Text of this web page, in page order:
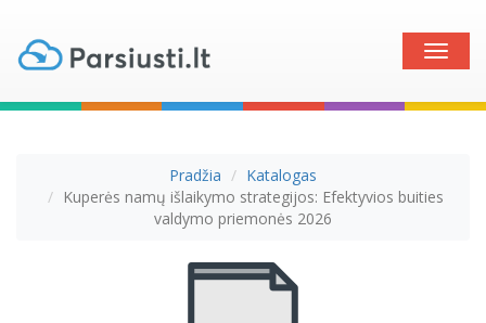
Toggle
Pradžia
Katalogas
Kuperės namų išlaikymo strategijos: Efektyvios buities
valdymo priemonės 2026